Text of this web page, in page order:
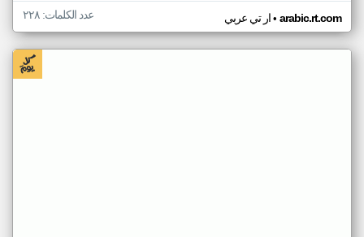
ار تي عربي• arabic.rt.com عدد الكلمات: ٢٢٨